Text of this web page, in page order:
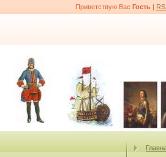
Приветствую Вас Гость |